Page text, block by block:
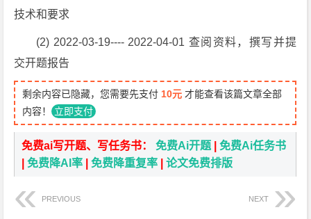
技术和要求
(2) 2022-03-19---- 2022-04-01 查阅资料，撰写并提
交开题报告
剩余内容已隐藏，您需要先支付 10元 才能查看该篇文章全部
内容！ 立即支付
免费ai写开题、写任务书：免费Ai开题 |免费Ai任务书
|免费降AI率 |免费降重复率 |论文免费排版
PREVIOUS NEXT